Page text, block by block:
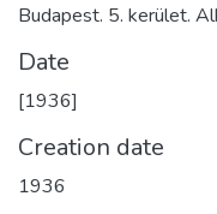
Budapest. 5. kerület.
Date
[1936]
Creation date
1936